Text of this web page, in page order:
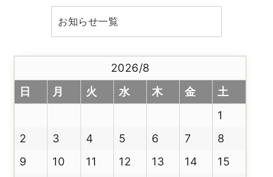
​お知らせ一覧
2026/8
日
月 火 水 木 金
土
1
2
3 4 5 6 7
8
9
10 11 12 13 14
15